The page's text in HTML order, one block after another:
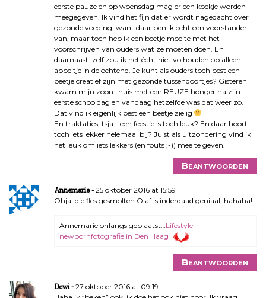
eerste pauze en op woensdag mag er een koekje worden
meegegeven. Ik vind het fijn dat er wordt nagedacht over
gezonde voeding, want daar ben ik echt een voorstander
van, maar toch heb ik een beetje moeite met het
voorschrijven van ouders wat ze moeten doen. En
daarnaast: zelf zou ik het écht niet volhouden op alleen
appeltje in de ochtend. Je kunt als ouders toch best een
beetje creatief zijn met gezonde tussendoortjes? Gisteren
kwam mijn zoon thuis met een REUZE honger na zijn
eerste schooldag en vandaag hetzelfde was dat weer zo.
Dat vind ik eigenlijk best een beetje zielig
En traktaties, tsja… een feestje is toch leuk? En daar hoort
toch iets lekker helemaal bij? Juist als uitzondering vind ik
het leuk om iets lekkers (en fouts ;-)) mee te geven.
Beantwoorden
Annemarie
25 oktober 2016 at 15:59
Ohja: die fles gesmolten Olaf is inderdaad geniaal, hahaha!
Annemarie onlangs geplaatst… Lifestyle
newbornfotografie in Den Haag
Beantwoorden
Dewi
27 oktober 2016 at 09:19